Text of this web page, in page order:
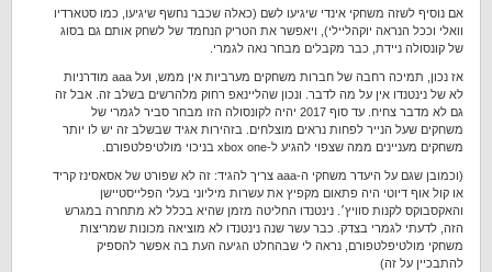
אם נוסיף לשזה משחקי אינדי שיגיעו לשם (כאלה שכבר נחשף שיגיעו, כמו סטארדיו
וואלי וככל הנראה יוקהליילי), ויאפשר את הטריק הנחמד של לשחק אותם גם בסוג
של קונסולה ניידת, כבר מקבלים מבחר נאה לגמרי.
אז נכון, תמיכה רחבה של חברות משחקים מערביות אין ממש, ועל aaa מודרניות
לא של נינטנדו אין על מה לדבר. ונכון שהליינאפ רחוק מלהרשים בשלב זה. אבל זה
גם לא מדבר צחיח. עד סוף 2017 יהיה לקונסולה הזו מבחר סביר לגמרי של
משחקים שעל הנייר לפחות נראים מוצלחים. בזהירות אגיד שבשלב זה יש לו יותר
משחקים מעניינים ממה שצפוי להגיע ל-xbox one בניכוי מולטיפלטפורם.
(וכמובן שגם על היעדר משחקי ה-aaa צריך להגיד: זה לא שפורט של אסאסינז קריד
או קול אוף דיוטי היה פתאום מקפיץ את עשרות מיליוני בעלי הפלייסטיישן
והאקסבוקס לקנות סוויץ׳. נינטנדו החליטה מזמן שהיא בכלל לא מתחרה במגרש
הזה, לדעתי לגמרי בצדק. כבר עשר שנה נינטנדו לא מוציאה מכונות שמריצות
משחקי מולטיפלטפורם, נראה לי שבהחלט הגיעה העת בה אפשר להספיק
להתבכיין על זה)